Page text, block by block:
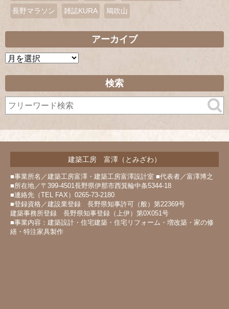
長野マラソン 雑誌KURA 鳩吹山
アーカイブ
ア
イ
ブ
検索
建築工房 富澤（とみざわ）
■事業所名／建築工房富澤・建築工房富澤設計室 ■代表者／富澤博之
■所在地／〒399-4501長野県伊那市西箕輪中条5344-18
■連絡先（TEL FAX）0265-73-2180
■登録資格／建設業登録 長野県知事許可（般）第22369号
建築事務所登録 長野県知事登録（上伊）第0X051号
■事業内容：建築設計・住宅建築・住宅リフォーム・増改築・家の修
繕・特注家具製作